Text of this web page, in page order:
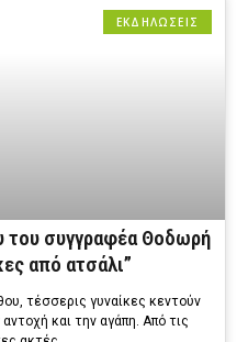
ΕΚΔΗΛΩΣΕΙΣ
του συγγραφέα Θοδωρή
από ατσάλι”
τέσσερις γυναίκες κεντούν
και την αγάπη. Από τις